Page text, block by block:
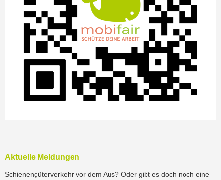
Aktuelle Meldungen
Schienengüterverkehr vor dem Aus? Oder gibt es doch noch eine